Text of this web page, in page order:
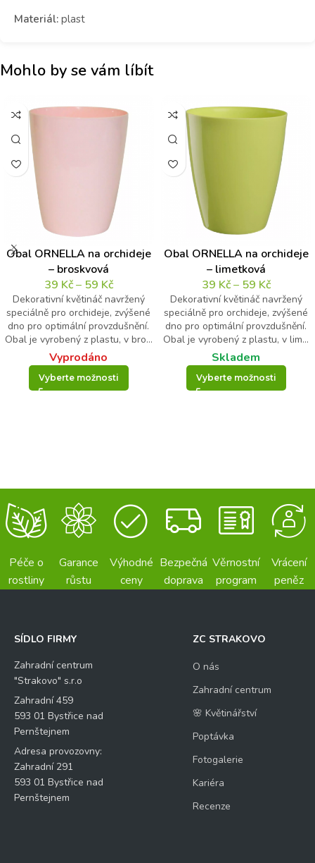
Materiál: plast
Mohlo by se vám líbít
Obal ORNELLA na orchideje
– broskvová
39 Kč– 59 Kč
Dekorativní květináč navržený
speciálně pro orchideje, zvýšené
dno pro optimální provzdušnění.
Obal je vyrobený z plastu, v bro...
Vyprodáno
Vyberte možnosti
Obal ORNELLA na orchideje
– limetková
39 Kč– 59 Kč
Dekorativní květináč navržený
speciálně pro orchideje, zvýšené
dno pro optimální provzdušnění.
Obal je vyrobený z plastu, v lim...
Skladem
Vyberte možnosti
Péče o
rostliny
Garance
růstu
Výhodné
ceny
Bezpečná
doprava
Věrnostní
program
Vrácení
peněz
SÍDLO FIRMY
Zahradní centrum
"Strakovo" s.r.o
Zahradní 459
593 01 Bystřice nad
Pernštejnem
Adresa provozovny:
Zahradní 291
593 01 Bystřice nad
Pernštejnem
ZC STRAKOVO
O nás
Zahradní centrum
🌸 Květinářství
Poptávka
Fotogalerie
Kariéra
Recenze